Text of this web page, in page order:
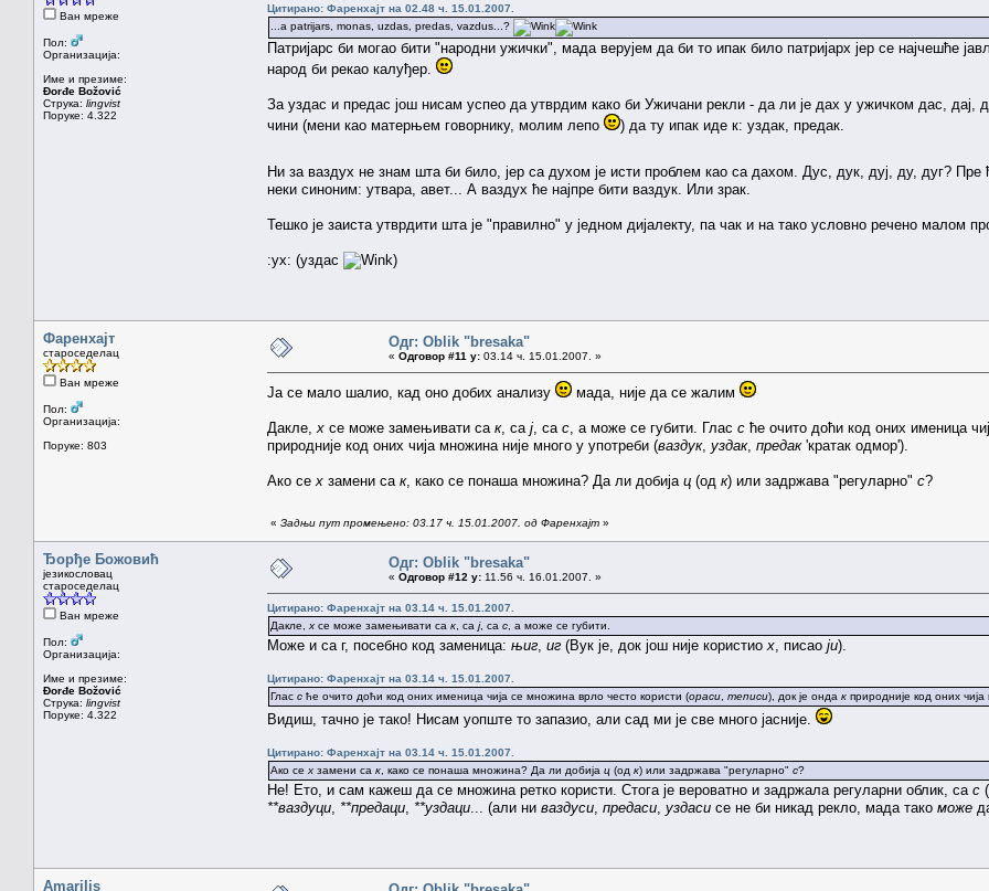
Ван мреже
Пол:
Организација:
Име и презиме:
Đorđe Božović
Струка: lingvist
Поруке: 4.322
Цитирано: Фаренхајт на 02.48 ч. 15.01.2007.
...a patrijars, monas, uzdas, predas, vazdus...?
Патријарс би могао бити "народни ужички", мада верујем да би то ипак било патријарх јер се најчешће
народ би рекао калуђер.
За уздас и предас још нисам успео да утврдим како би Ужичани рекли - да ли је дах у ужичком дас,
чини (мени као матерњем говорнику, молим лепо
) да ту ипак иде к: уздак, предак.
Ни за ваздух не знам шта би било, јер са духом је исти проблем као са дахом. Дус, дук, дуј, ду, дуг?
неки синоним: утвара, авет... А ваздух ће најпре бити ваздук. Или зрак.
Тешко је заиста утврдити шта је "правилно" у једном дијалекту, па чак и на тако условно речено малом
:ух: (уздас )
Фаренхајт
староседелац
Ван мреже
Пол:
Организација:
Поруке: 803
Одг: Oblik "bresaka"
« Одговор #11 у: 03.14 ч. 15.01.2007. »
Ја се мало шалио, кад оно добих анализу мада, није да се жалим
Дакле, х се може замењивати са к, са ј , са с , а може се губити. Глас с ће очито доћи код оних именица
природније код оних чија множина није много у употреби (ваздук, уздак, предак'кратак одмор').
Ако се х замени са к, како се понаша множина? Да ли добија ц (од к) или задржава "регуларно" с?
« Задњи пут промењено: 03.17 ч. 15.01.2007. од Фаренхајт »
Ђорђе Божовић
језикословац
староседелац
Ван мреже
Пол:
Организација:
Име и презиме:
Đorđe Božović
Струка: lingvist
Поруке: 4.322
Одг: Oblik "bresaka"
« Одговор #12 у: 11.56 ч. 16.01.2007. »
Цитирано: Фаренхајт на 03.14 ч. 15.01.2007.
Дакле, х се може замењивати са к , са ј, са с , а може се губити.
Може и са г, посебно код заменица: њиг иг (Вук је, док још није користио х , писао ји).
Цитирано: Фаренхајт на 03.14 ч. 15.01.2007.
Глас с ће очито доћи код оних именица чија се множина врло често користи (ораси теписи), док је онда к природније код оних
Видиш, тачно је тако! Нисам уопште то запазио, али сад ми је све много јасније.
Цитирано: Фаренхајт на 03.14 ч. 15.01.2007.
Ако се х замени са к , како се понаша множина? Да ли добија ц (од к) или задржава "регуларно" с?
Не! Ето, и сам кажеш да се множина ретко користи. Стога је вероватно и задржала регуларни облик, са с
**ваздуци **предаци **уздаци ... (али ни ваздуси предаси уздаси се не би никад рекло, мада тако може
Amarilis